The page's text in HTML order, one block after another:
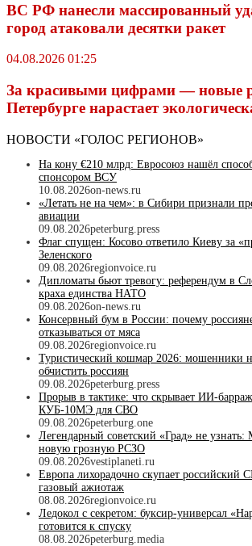
ВС РФ нанесли массированный
город атаковали десятки ракет
04.08.2026 01:25
За красивыми цифрами — новые
Петербурге нарастает
НОВОСТИ «ГОЛОС РЕГИОНОВ»
На кону €210 млрд: Евросоюз нашёл
спонсором ВСУ
10.08.2026on-news.ru
«Летать не на чем»: в Сибири признали
авиации
09.08.2026peterburg.press
Флаг спущен: Косово ответило Киеву за
Зеленского
09.08.2026regionvoice.ru
Дипломаты бьют тревогу: референдум в
краха единства НАТО
09.08.2026on-news.ru
Консервный бум в России: почему
отказываться от мяса
09.08.2026regionvoice.ru
Туристический кошмар 2026: мошенники
обчистить россиян
09.08.2026peterburg.press
Прорыв в тактике: что скрывает ИИ-
КУБ-10МЭ для СВО
09.08.2026peterburg.one
Легендарный советский «Град» не узнать:
новую грозную РСЗО
09.08.2026vestiplaneti.ru
Европа лихорадочно скупает российский
газовый ажиотаж
08.08.2026regionvoice.ru
Ледокол с секретом: буксир-универсал
готовится к спуску
08.08.2026peterburg.media